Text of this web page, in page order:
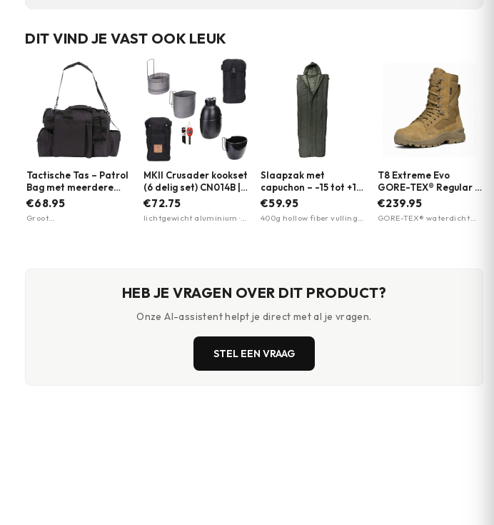
DIT VIND JE VAST OOK LEUK
Tactische Tas – Patrol
Bag met meerdere
vakken | Zwart | 101
€68.95
Groot
MKII Crusader kookset
(6 delig set) CN014B |
BCB
€72.75
lichtgewicht aluminium ·
Slaapzak met
capuchon – -15 tot +15
graden – Groen |
€59.95
400g hollow fiber vulling ·
T8 Extreme Evo
GORE-TEX® Regular |
Tactische Schoenen |
€239.95
GORE-TEX® waterdicht
HEB JE VRAGEN OVER DIT PRODUCT?
Onze AI-assistent helpt je direct met al je vragen.
STEL EEN VRAAG